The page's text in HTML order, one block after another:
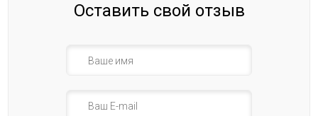
Оставить свой отзыв